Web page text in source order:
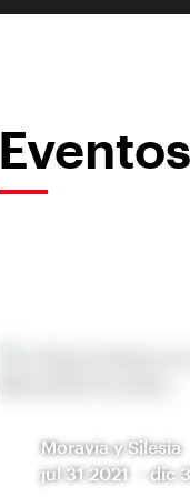
Moravia y Silesia
jul 31 2021
-dic